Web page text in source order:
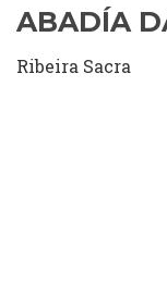
ABADÍA
Ribeira Sacra